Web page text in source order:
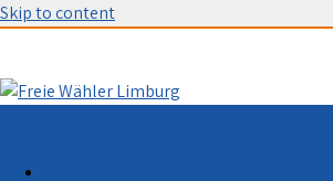
Skip to content